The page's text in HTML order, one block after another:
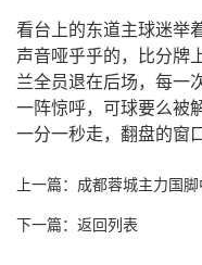
看台上的东道主球迷举
声音哑乎乎的，比分牌
兰全员退在后场，每一
一阵惊呼，可球要么被
一分一秒走，翻盘的窗
上一篇： 成都蓉城主力国
下一篇： 返回列表